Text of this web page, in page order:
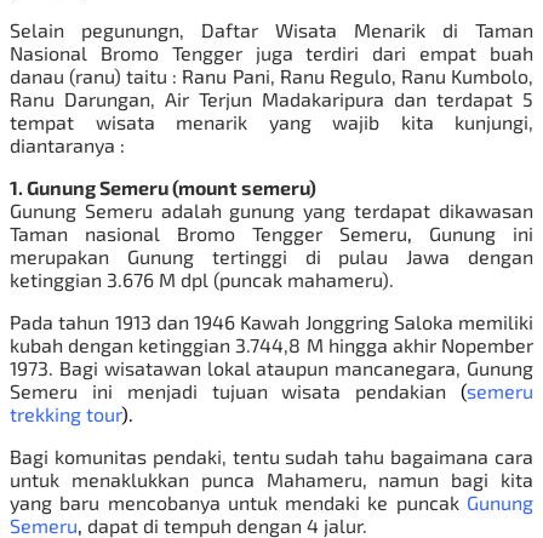
Selain pegunungn, Daftar Wisata Menarik di Taman
Nasional Bromo Tengger juga terdiri dari empat buah
danau (ranu) taitu : Ranu Pani, Ranu Regulo, Ranu Kumbolo,
Ranu Darungan, Air Terjun Madakaripura dan terdapat 5
tempat wisata menarik yang wajib kita kunjungi,
diantaranya :
1. Gunung Semeru (mount semeru)
Gunung Semeru adalah gunung yang terdapat dikawasan
Taman nasional Bromo Tengger Semeru
Gunung ini
merupakan Gunung tertinggi di pulau Jawa dengan
ketinggian 3.676 M dpl (puncak mahameru).
Pada tahun 1913 dan 1946 Kawah Jonggring Saloka memiliki
kubah dengan ketinggian 3.744,8 M hingga akhir Nopember
1973. Bagi wisatawan lokal ataupun mancanegara, Gunung
Semeru ini menjadi tujuan wisata pendakian (semeru
trekking tour).
Bagi komunitas pendaki, tentu sudah tahu bagaimana cara
untuk menaklukkan punca Mahameru, namun bagi kita
yang baru mencobanya untuk mendaki ke puncak Gunung
Semeru dapat di tempuh dengan 4 jalur.